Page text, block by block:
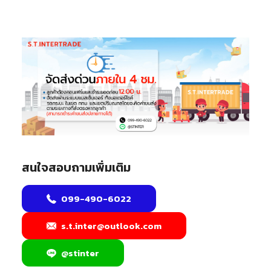
สนใจสอบถามเพิ่มเติม
099-490-6022
s.t.inter@outlook.com
@stinter